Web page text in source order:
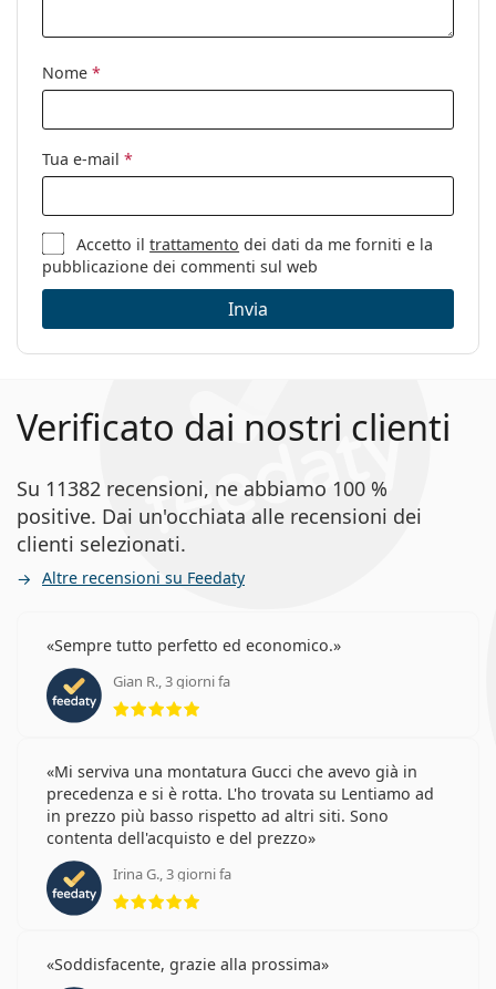
Nome *
Tua e-mail *
Accetto iltrattamento dei dati da me forniti e la
pubblicazione dei commenti sul web
Invia
Verificato dai nostri clienti
Su 11382 recensioni, ne abbiamo 100 %
positive. Dai un'occhiata alle recensioni dei
clienti selezionati.
Altre recensioni su Feedaty
Sempre tutto perfetto ed economico.
Gian R., 3 giorni fa
Mi serviva una montatura Gucci che avevo già in
precedenza e si è rotta. L'ho trovata su Lentiamo ad
in prezzo più basso rispetto ad altri siti. Sono
contenta dell'acquisto e del prezzo
Irina G., 3 giorni fa
Soddisfacente, grazie alla prossima